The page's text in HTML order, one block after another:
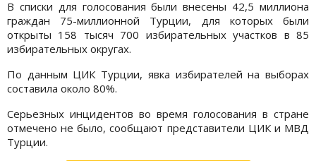
В списки для голосования были внесены 42,5 миллиона
граждан 75-миллионной Турции, для которых были
открыты 158 тысяч 700 избирательных участков в 85
избирательных округах.
По данным ЦИК Турции, явка избирателей на выборах
составила около 80%.
Серьезных инцидентов во время голосования в стране
отмечено не было, сообщают представители ЦИК и МВД
Турции.